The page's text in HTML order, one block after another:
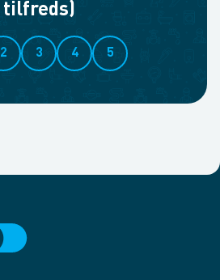
tilfreds)
2 3 4 5